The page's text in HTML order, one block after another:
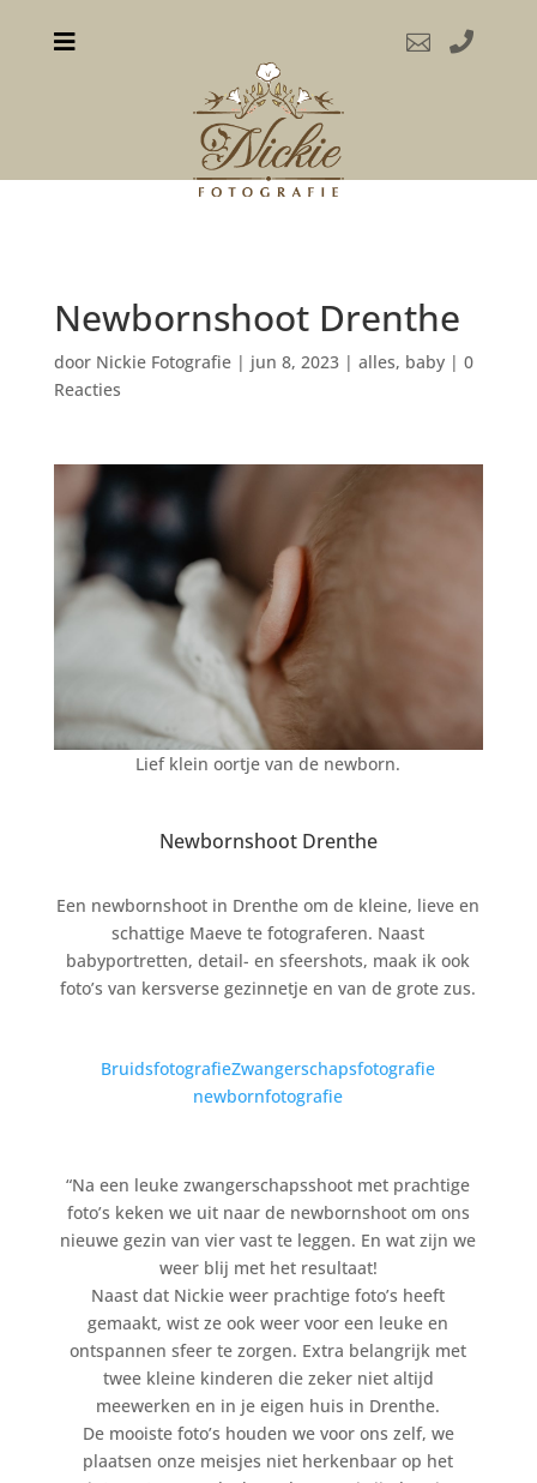
  
Newbornshoot Drenthe
door Nickie Fotografie| jun 8, 2023| alles, baby| 0
Reacties
Lief klein oortje van de newborn.
Newbornshoot Drenthe
Een newbornshoot in Drenthe om de kleine, lieve en
schattige Maeve te fotograferen. Naast
babyportretten, detail- en sfeershots, maak ik ook
foto’s van kersverse gezinnetje en van de grote zus.
BruidsfotografieZwangerschapsfotografie
newbornfotografie
“Na een leuke zwangerschapsshoot met prachtige
foto’s keken we uit naar de newbornshoot om ons
nieuwe gezin van vier vast te leggen. En wat zijn we
weer blij met het resultaat!
Naast dat Nickie weer prachtige foto’s heeft
gemaakt, wist ze ook weer voor een leuke en
ontspannen sfeer te zorgen. Extra belangrijk met
twee kleine kinderen die zeker niet altijd
meewerken en in je eigen huis in Drenthe.
De mooiste foto’s houden we voor ons zelf, we
plaatsen onze meisjes niet herkenbaar op het